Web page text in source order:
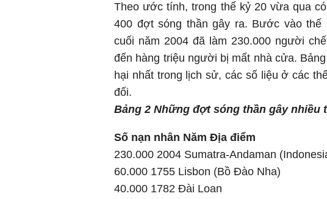
Theo ước tính, trong thế kỷ 20 vừa qua
400 đợt sóng thần gây ra. Bước vào thế
cuối năm 2004 đã làm 230.000 người
đến hàng triệu người bị mất nhà cửa.
hại nhất trong lịch sử, các số liệu ở các
đối.
Bảng 2 Những đợt sóng thần gây
Số nạn nhân Năm Địa điểm
230.000 2004 Sumatra-Andaman
60.000 1755 Lisbon (Bồ Đào Nha)
40.000 1782 Đài Loan